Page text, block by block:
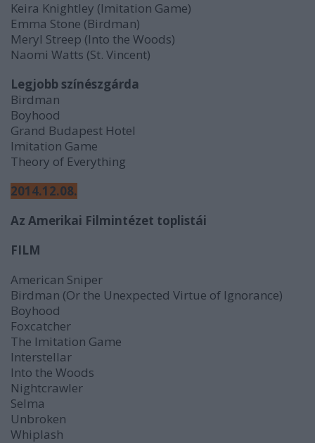
Keira Knightley (Imitation Game)
Emma Stone (Birdman)
Meryl Streep (Into the Woods)
Naomi Watts (St. Vincent)
Legjobb színészgárda
Birdman
Boyhood
Grand Budapest Hotel
Imitation Game
Theory of Everything
2014.12.08.
Az Amerikai Filmintézet toplistái
FILM
American Sniper
Birdman (Or the Unexpected Virtue of Ignorance)
Boyhood
Foxcatcher
The Imitation Game
Interstellar
Into the Woods
Nightcrawler
Selma
Unbroken
Whiplash